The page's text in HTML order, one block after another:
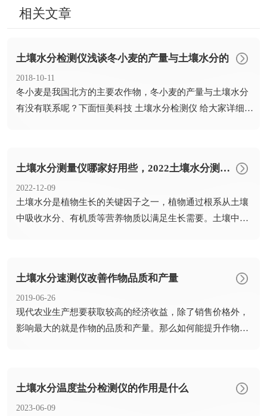
相关文章
土壤水分检测仪浅谈冬小麦的产量与土壤水分的
2018-10-11
​冬小麦是我国北方的主要农作物，冬小麦的产量与土壤水分
有没有联系呢？下面恒美科技 土壤水分检测仪 给大家详细讲
土壤水分测量仪哪家好用些，2022土壤水分测量仪推荐[全网推荐]
2022-12-09
​土壤水分是植物生长的关键因子之一，植物通过根系从土壤
中吸收水分、有机质等营养物质以满足生长需要。土壤中水
土壤水分速测仪改善作物品质和产量
2019-06-26
​现代农业生产想要获取较高的经济收益，除了销售价格外，
影响最大的就是作物的品质和产量。那么如何能提升作物的
土壤水分温度盐分检测仪的作用是什么
2023-06-09